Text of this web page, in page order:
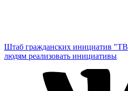
Штаб гражданских инициатив
людям реализовать инициативы